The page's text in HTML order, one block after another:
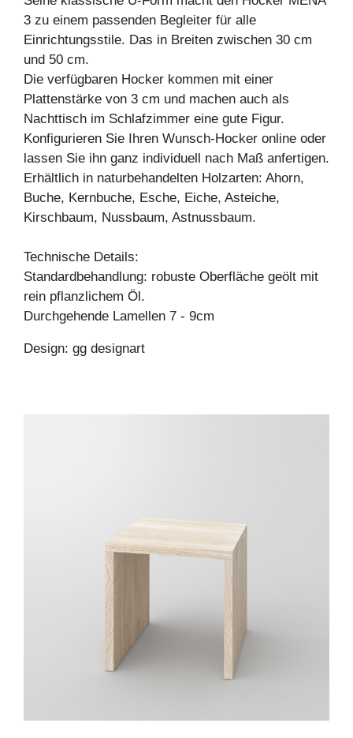
3 zu einem passenden Begleiter für alle
Einrichtungsstile. Das in Breiten zwischen 30 cm
und 50 cm.
Die verfügbaren Hocker kommen mit einer
Plattenstärke von 3 cm und machen auch als
Nachttisch im Schlafzimmer eine gute Figur.
Konfigurieren Sie Ihren Wunsch-Hocker online oder
lassen Sie ihn ganz individuell nach Maß anfertigen.
Erhältlich in naturbehandelten Holzarten: Ahorn,
Buche, Kernbuche, Esche, Eiche, Asteiche,
Kirschbaum, Nussbaum, Astnussbaum.
Technische Details:
Standardbehandlung: robuste Oberfläche geölt mit
rein pflanzlichem Öl.
Durchgehende Lamellen 7 - 9cm
Design: gg designart